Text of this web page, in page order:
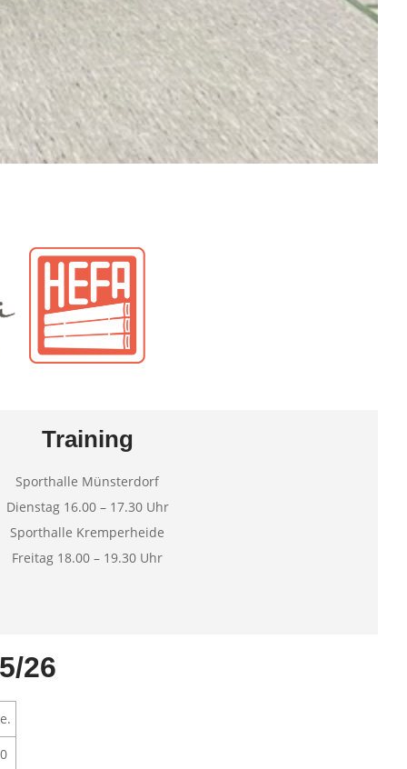
Training
Sporthalle Münsterdorf
Dienstag 16.00 – 17.30 Uhr
Sporthalle Kremperheide
Freitag 18.00 – 19.30 Uhr
26